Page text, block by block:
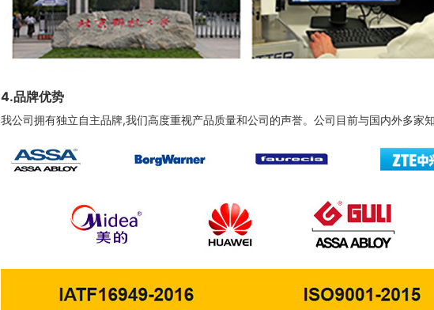
4.品牌优势
我公司拥有独立自主品牌,我们高度重视产品质量和公司的声誉。公司目前与国内外多家